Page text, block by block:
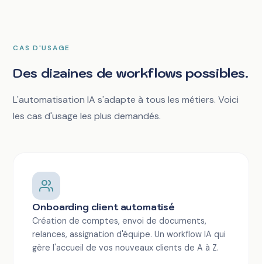
CAS D'USAGE
Des dizaines de workflows possibles.
L'automatisation IA s'adapte à tous les métiers. Voici
les cas d'usage les plus demandés.
Onboarding client automatisé
Création de comptes, envoi de documents,
relances, assignation d'équipe. Un workflow IA qui
gère l'accueil de vos nouveaux clients de A à Z.